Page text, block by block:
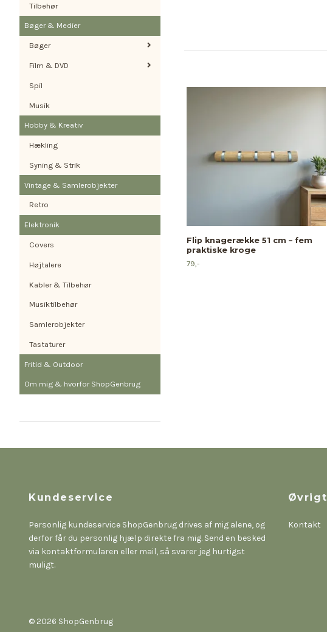
Tilbehør
Bøger & Medier
Bøger
Film & DVD
Spil
Musik
Hobby & Kreativ
Hækling
Syning & Strik
Vintage & Samlerobjekter
Retro
Elektronik
Covers
Højtalere
Kabler & Tilbehør
Musiktilbehør
Samlerobjekter
Tastaturer
Fritid & Outdoor
Om mig & hvorfor ShopGenbrug
Flip knagerække 51 cm – fem
praktiske kroge
79,-
Kundeservice
Personlig kundeservice ShopGenbrug drives af mig alene, og
derfor får du personlig hjælp direkte fra mig. Send en besked
via kontaktformularen eller mail, så svarer jeg hurtigst
muligt.
Øvrigt
Kontakt
© 2026 ShopGenbrug